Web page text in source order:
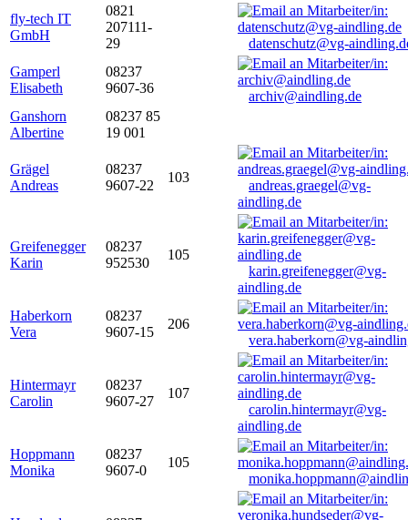
fly-tech IT
GmbH
0821
207111-
29
datenschutz@vg-
Gamperl
Elisabeth
08237
9607-36
archiv@aindling.de
Ganshorn
Albertine
08237 85
19 001
Grägel
Andreas
08237
9607-22
103
andreas.graegel@vg-
aindling.de
Greifenegger
Karin
08237
952530
105
karin.greifenegger@vg-
aindling.de
Haberkorn
Vera
08237
9607-15
206
vera.haberkorn@vg-
Hintermayr
Carolin
08237
9607-27
107
carolin.hintermayr@vg-
aindling.de
Hoppmann
Monika
08237
9607-0
105